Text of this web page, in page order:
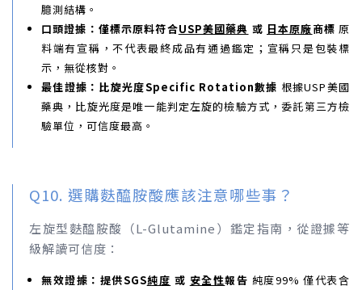
臆測結構。
口頭證據：僅標示原料符合USP美國藥典 或 日本原廠商標 原
料端有宣稱，不代表最終成品有通過鑑定；宣稱只是包裝標
示，無從核對。
最佳證據：比旋光度Specific Rotation數據 根據USP美國
藥典，比旋光度是唯一能判定左旋的檢驗方式，委託第三方檢
驗單位，可信度最高。
Q10. 選購麩醯胺酸應該注意哪些事？
左旋型麩醯胺酸（L-Glutamine）鑑定指南，從證據等
級解讀可信度：
無效證據：提供SGS純度 或 安全性報告 純度99% 僅代表含